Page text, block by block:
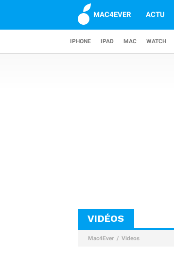
MAC4EVER ACTU
IPHONE IPAD MAC WATCH
VIDÉOS
Mac4Ever Videos